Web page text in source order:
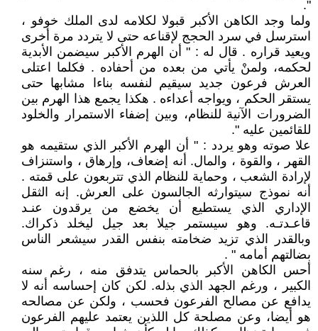
".
ولما وجد الكاهن الأكبر قبولا لكلامه لدى الملك خوفو ،
استرسل في سرد الحجج لإقناعه حتى لا يتردد مرة أخرى
ويعيد قراره . قال له : " أن الهرم الأكبر سيضمن الأبدية
لحكمه، ولمنْ يأتي من بعده من أحفاده . فكلما اعتلى
العرش فرعون جديد سيقيم لنفسه بناءا مشابها حتى
يستقر الحكم ، ويواجه أعداءه . هكذا يجمع هذا الهرم بين
الضرورات الآنية للنظام، وبين إضفاء الاستمرار والخلود
للقائمين عليه ".
علا صوته وهو يردد : " أن الهرم الأكبر الذي ستقيمه هو
القهر ، والقوة ، والمال. أنه إضعاف، وإرهاق ، واستنزاف
لإرادة الشعب ، وحماية للنظام الذي تتربعون على قمته .
أنه نموذج سيتوارثه الجالسون على العرش. إنه الثقل
الإداري الذي يستطيع أن يخضع من يرقدون عنـد
قاعـدتـه. وهو سيستمر جيلا بعد جيل ليخلد ذكراك.
وبالقدر الذي تزيد ضخامته بنفس القدر سيشعر الناس
بضالتهم أمامه " .
أحس الكاهن الأكبر بالحماس يتدفق منه ، رغم سنه
الكبير ، ورغم الجهد الذي بذله. لكن كان إحساسه أنه لا
يدافع عن مصالح الفرعون فحسب ، ولكن عن مصالحه
هو أيضا، وعن مصلحة كل اللذين يعتمد عليهم الفرعون